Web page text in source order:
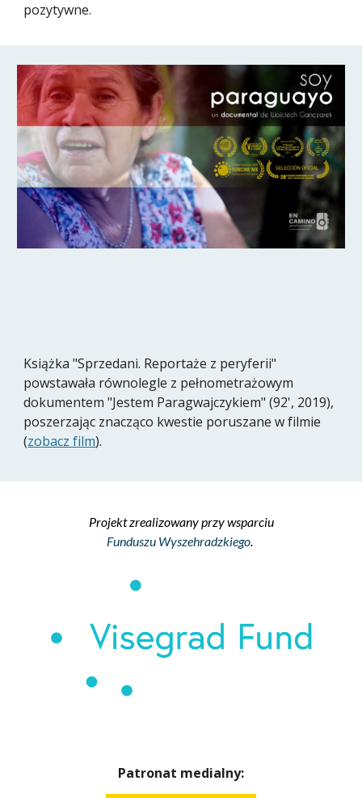
pozytywne.
Książka "Sprzedani. Reportaże z peryferii"
powstawała równolegle z pełnometrażowym
dokumentem "Jestem Paragwajczykiem" (92', 2019),
poszerzając znacząco kwestie poruszane w filmie
(zobacz film).
Projekt zrealizowany przy wsparciu
Funduszu Wyszehradzkiego.
Patronat medialny: